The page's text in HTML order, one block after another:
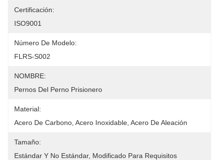
Certificación:
ISO9001
Número De Modelo:
FLRS-S002
NOMBRE:
Pernos Del Perno Prisionero
Material:
Acero De Carbono, Acero Inoxidable, Acero De Aleación
Tamaño:
Estándar Y No Estándar, Modificado Para Requisitos